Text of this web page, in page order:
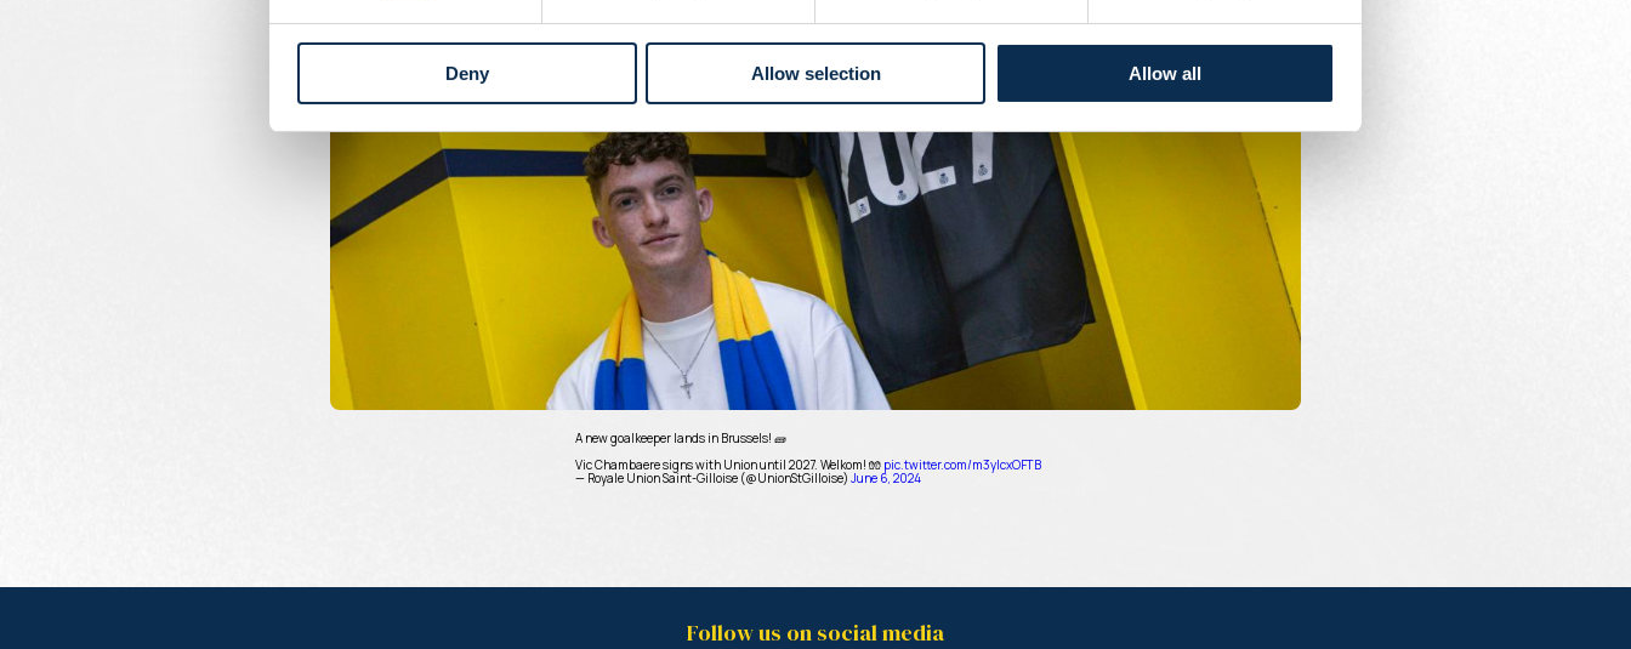
Deny Allow selection Allow all
A new goalkeeper lands in Brussels! 🧱
Vic Chambaere signs with Union until 2027. Welkom! 🧤 pic.twitter.com/m3yIcxOFTB
— Royale Union Saint-Gilloise (@UnionStGilloise) June 6, 2024
Follow us on social media